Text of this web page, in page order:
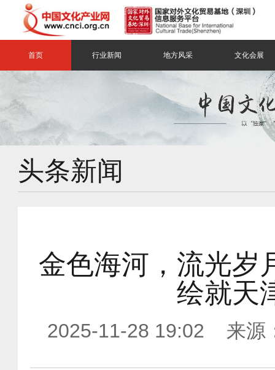
首页 行业新闻 地方风采 文化会展
头条新闻
金色海河，流光岁
绘就天
2025-11-28 19:02 来源